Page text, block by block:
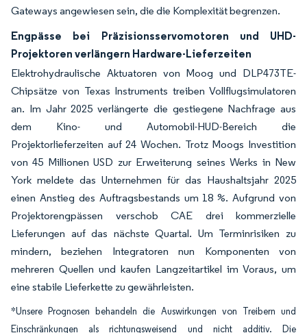
Gateways angewiesen sein, die die Komplexität begrenzen.
Engpässe bei Präzisionsservomotoren und UHD-
Projektoren verlängern Hardware-Lieferzeiten
Elektrohydraulische Aktuatoren von Moog und DLP473TE-
Chipsätze von Texas Instruments treiben Vollflugsimulatoren
an. Im Jahr 2025 verlängerte die gestiegene Nachfrage aus
dem Kino- und Automobil-HUD-Bereich die
Projektorlieferzeiten auf 24 Wochen. Trotz Moogs Investition
von 45 Millionen USD zur Erweiterung seines Werks in New
York meldete das Unternehmen für das Haushaltsjahr 2025
einen Anstieg des Auftragsbestands um 18 %. Aufgrund von
Projektorengpässen verschob CAE drei kommerzielle
Lieferungen auf das nächste Quartal. Um Terminrisiken zu
mindern, beziehen Integratoren nun Komponenten von
mehreren Quellen und kaufen Langzeitartikel im Voraus, um
eine stabile Lieferkette zu gewährleisten.
*Unsere Prognosen behandeln die Auswirkungen von Treibern und
Einschränkungen als richtungsweisend und nicht additiv. Die